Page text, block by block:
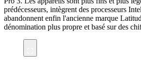
prédécesseurs, intègrent des processeurs
abandonnent enfin l'ancienne marque
dénomination plus propre et basé sur des